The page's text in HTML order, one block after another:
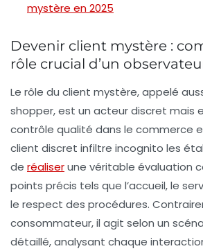
mystère en 2025
Devenir client mystère :
rôle crucial d’un
Le rôle du client mystère, appelé
shopper, est un acteur discret mais
contrôle qualité dans le commerce
client discret infiltre incognito les
de réaliserune véritable évaluation
points précis tels que l’accueil, le
le respect des procédures.
consommateur, il agit selon un
détaillé, analysant chaque